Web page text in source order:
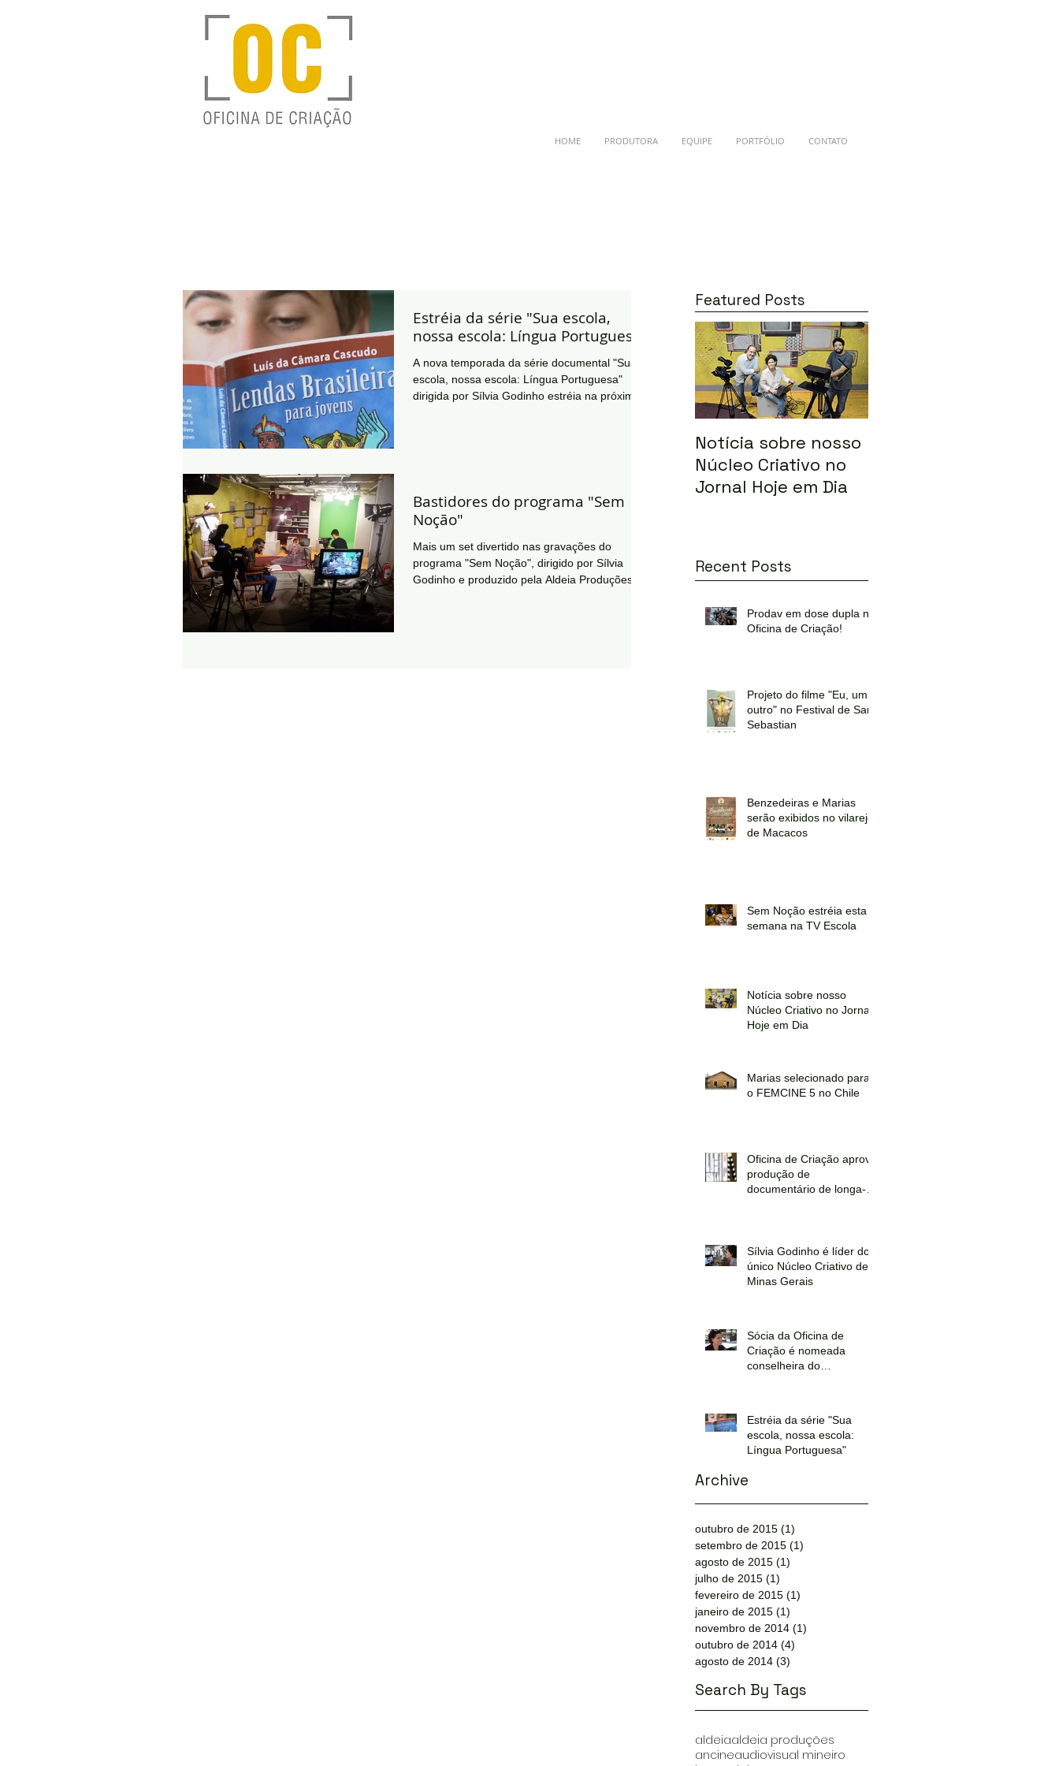
HOME PRODUTORA EQUIPE PORTFÓLIO CONTATO
Estréia da série "Sua escola,
nossa escola: Língua Portuguesa"
A nova temporada da série documental "Sua
escola, nossa escola: Língua Portuguesa"
dirigida por Sílvia Godinho estréia na próxima...
Bastidores do programa "Sem
Noção"
Mais um set divertido nas gravações do
programa "Sem Noção", dirigido por Sílvia
Godinho e produzido pela Aldeia Produções
Featured Posts
Notícia sobre nosso
Núcleo Criativo no
Jornal Hoje em Dia
Recent Posts
Prodav em dose dupla na
Oficina de Criação!
Projeto do filme "Eu, um
outro" no Festival de San
Sebastian
Benzedeiras e Marias
serão exibidos no vilarejo
de Macacos
Sem Noção estréia esta
semana na TV Escola
Notícia sobre nosso
Núcleo Criativo no Jornal
Hoje em Dia
Marias selecionado para
o FEMCINE 5 no Chile
Oficina de Criação aprova
produção de
documentário de longa-
Sílvia Godinho é líder do
único Núcleo Criativo de
Minas Gerais
Sócia da Oficina de
Criação é nomeada
conselheira do
Estréia da série "Sua
escola, nossa escola:
Língua Portuguesa"
Archive
outubro de 2015 (1)
setembro de 2015 (1)
agosto de 2015 (1)
julho de 2015 (1)
fevereiro de 2015 (1)
janeiro de 2015 (1)
novembro de 2014 (1)
outubro de 2014 (4)
agosto de 2014 (3)
Search By Tags
aldeiaaldeia produções
ancineaudiovisual mineiro